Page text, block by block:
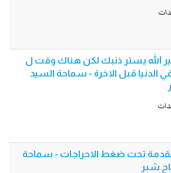
الله يستر ذنبك لكن هناك وقت ل
الدنيا قبل الاخرة - سماحة السيد
تحت ضغط الاحراجات - سماحة
شبر